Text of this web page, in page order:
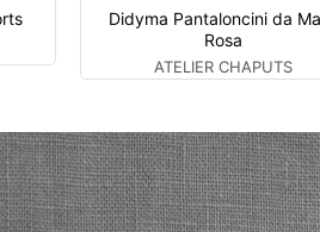
Didyma Pantaloncini da
Rosa
ATELIER CHAPUTS